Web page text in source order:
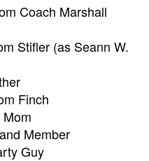
Coach Marshall
Stifler (as Seann W.
Finch
Member
Guy